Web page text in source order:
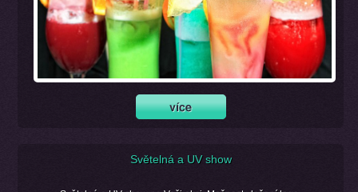
Světelná a UV show